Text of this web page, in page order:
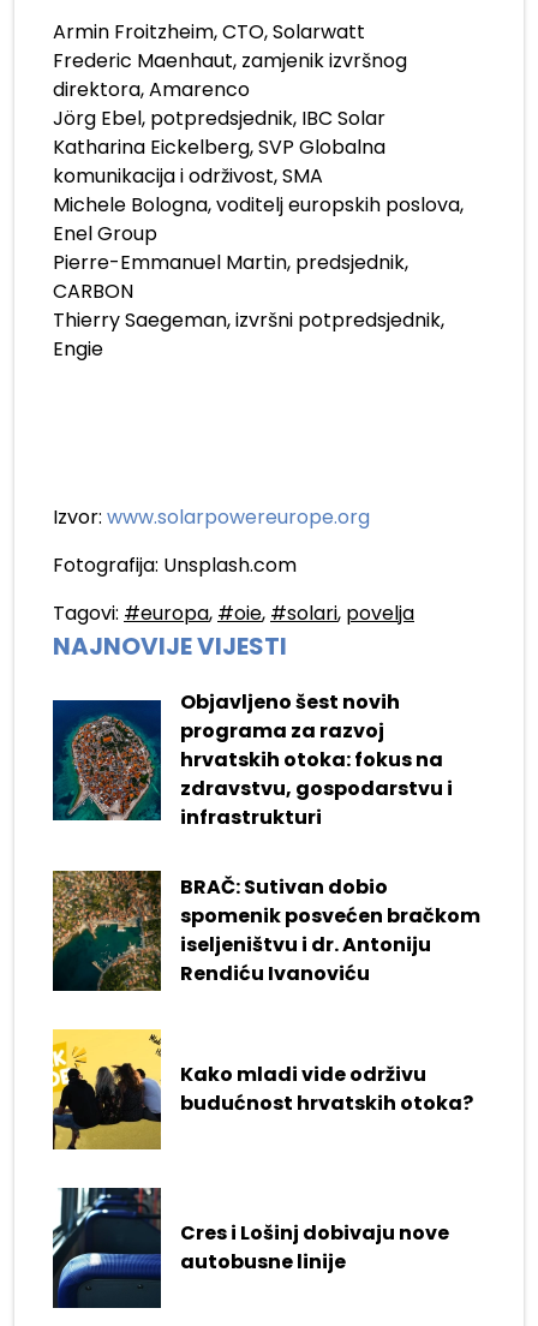
Armin Froitzheim, CTO, Solarwatt
Frederic Maenhaut, zamjenik izvršnog
direktora, Amarenco
Jörg Ebel, potpredsjednik, IBC Solar
Katharina Eickelberg, SVP Globalna
komunikacija i održivost, SMA
Michele Bologna, voditelj europskih poslova,
Enel Group
Pierre-Emmanuel Martin, predsjednik,
CARBON
Thierry Saegeman, izvršni potpredsjednik,
Engie
Izvor: www.solarpowereurope.org
Fotografija: Unsplash.com
Tagovi: #europa, #oie, #solari, povelja
NAJNOVIJE VIJESTI
Objavljeno šest novih
programa za razvoj
hrvatskih otoka: fokus na
zdravstvu, gospodarstvu i
infrastrukturi
BRAČ: Sutivan dobio
spomenik posvećen bračkom
iseljeništvu i dr. Antoniju
Rendiću Ivanoviću
Kako mladi vide održivu
budućnost hrvatskih otoka?
Cres i Lošinj dobivaju nove
autobusne linije